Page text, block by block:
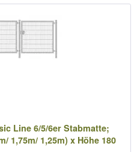
Line 6/5/6er Stabmatte;
1,75m/ 1,25m) x Höhe 180